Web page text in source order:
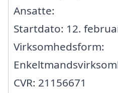
Ansatte:
Startdato: 12.
Virksomhedsform:
CVR: 21156671